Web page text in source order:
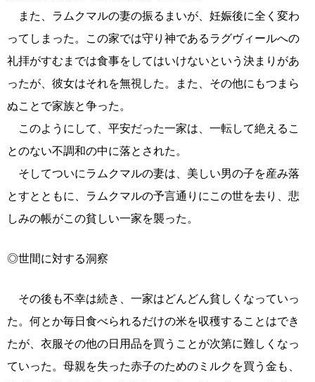
また、ラムクマルの妻の振るまいが、妊娠後に全く変わ
ってしまった。この家では守り神であるラグヴィールへの
礼拝がすむまでは食事をしてはいけないという決まりがあ
ったが、彼女はそれを無視した。また、その他にもつまら
ぬことで家族と争った。
このようにして、平安だった一家は、一転して絶えるこ
とのない不調和の中に落とされた。
そしてついにラムクマルの妻は、美しい男の子を産み落
とすとともに、ラムクマルの予言通りにこの世を去り、悲
しみの帳がこの貧しい一家を襲った。
◎世間に対する洞察
その後も不幸は続き、一家はどんどん貧しくなっていっ
た。何とか毎日食べられるだけの米を収穫することはでき
たが、衣服その他の日用品を買うことが次第に難しくなっ
ていった。母親を失った赤子のためのミルクを買う金も、